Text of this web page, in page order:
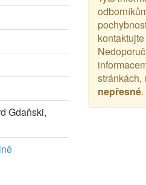
Gdaňski,
stránkách,
nepřesné.